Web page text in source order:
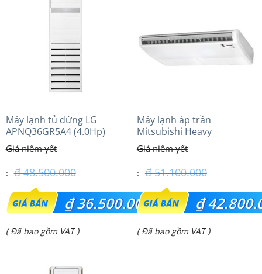
Máy lạnh tủ đứng LG
APNQ36GR5A4 (4.0Hp)
inverter
₫48.500.000
Giá
gốc
là:
₫36.500.000
Giá
( Đã bao gồm VAT )
Máy lạnh áp trần
Mitsubishi Heavy
FDE100VG (4.0Hp) Cao cấp
– 3 Pha
₫51.100.000
Giá
gốc
là:
₫
Giá
( Đã bao gồm VAT )